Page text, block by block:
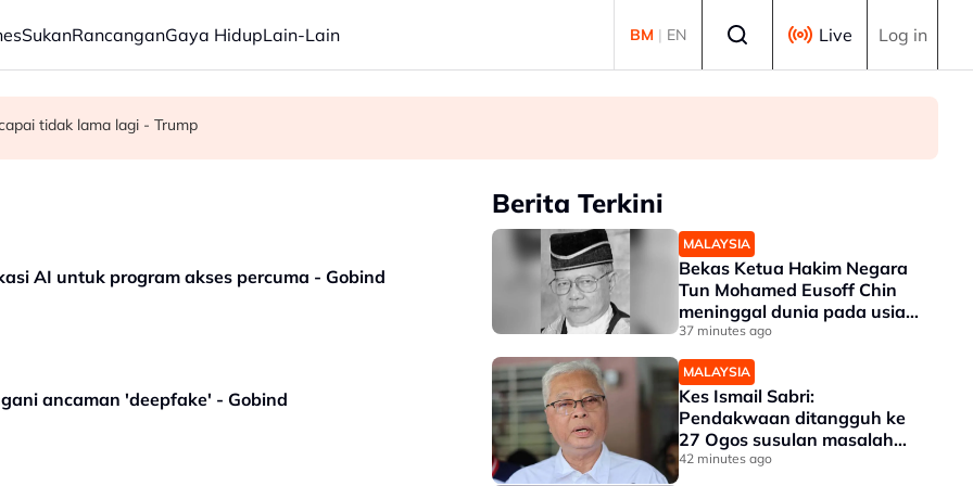
SukanRancanganGaya HidupLain-Lain BM | EN Live Log in
Chin meninggal dunia pada usia 91 tahun
Ogos susulan masalah kesihatan
tidak lama lagi - Trump
AI untuk program akses percuma - Gobind
ancaman 'deepfake' - Gobind
Berita Terkini
MALAYSIA
Bekas Ketua Hakim Negara
Tun Mohamed Eusoff Chin
meninggal dunia pada usia
91 tahun
37 minutes ago
MALAYSIA
Kes Ismail Sabri:
Pendakwaan ditangguh ke
27 Ogos susulan masalah
kesihatan
42 minutes ago